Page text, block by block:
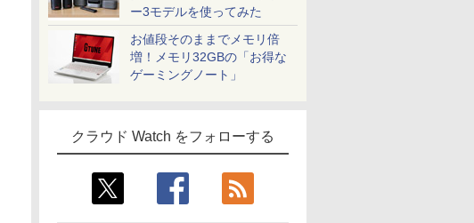
ー3モデルを使ってみた
お値段そのままでメモリ倍
増！メモリ32GBの「お得な
ゲーミングノート」
クラウド Watch をフォローする